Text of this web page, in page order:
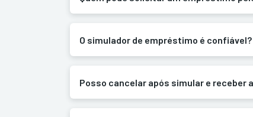
O simulador de empréstimo é confiável?
Posso cancelar após simular e receber